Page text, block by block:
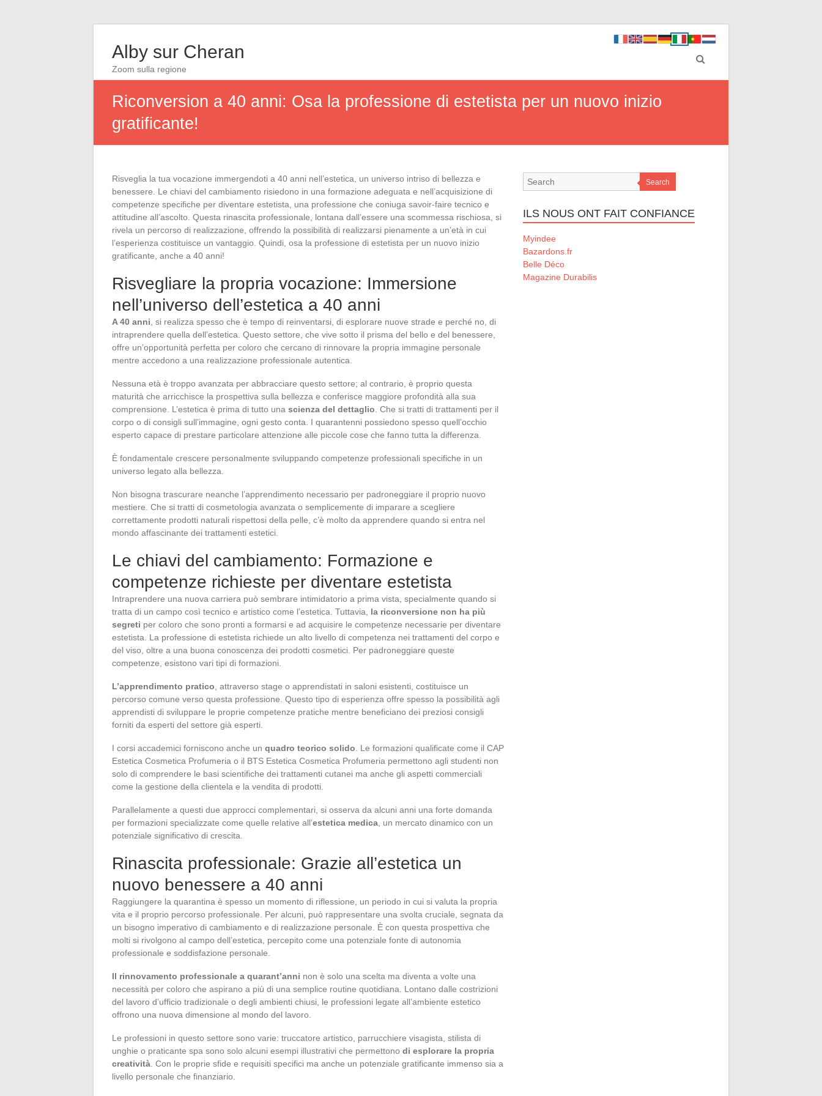
Alby sur Cheran
Zoom sulla regione
Riconversion a 40 anni: Osa la professione di estetista per un nuovo inizio
gratificante!
Risveglia la tua vocazione immergendoti a 40 anni nell’estetica, un universo intriso di bellezza e
benessere. Le chiavi del cambiamento risiedono in una formazione adeguata e nell’acquisizione di
competenze specifiche per diventare estetista, una professione che coniuga savoir-faire tecnico e
attitudine all’ascolto. Questa rinascita professionale, lontana dall’essere una scommessa rischiosa, si
rivela un percorso di realizzazione, offrendo la possibilità di realizzarsi pienamente a un’età in cui
l’esperienza costituisce un vantaggio. Quindi, osa la professione di estetista per un nuovo inizio
gratificante, anche a 40 anni!
Risvegliare la propria vocazione: Immersione
nell’universo dell’estetica a 40 anni
A 40 anni , si realizza spesso che è tempo di reinventarsi, di esplorare nuove strade e perché no, di
intraprendere quella dell’estetica. Questo settore, che vive sotto il prisma del bello e del benessere,
offre un’opportunità perfetta per coloro che cercano di rinnovare la propria immagine personale
mentre accedono a una realizzazione professionale autentica.
Nessuna età è troppo avanzata per abbracciare questo settore; al contrario, è proprio questa
maturità che arricchisce la prospettiva sulla bellezza e conferisce maggiore profondità alla sua
comprensione. L’estetica è prima di tutto una scienza del dettaglio . Che si tratti di trattamenti per il
corpo o di consigli sull’immagine, ogni gesto conta. I quarantenni possiedono spesso quell’occhio
esperto capace di prestare particolare attenzione alle piccole cose che fanno tutta la differenza.
È fondamentale crescere personalmente sviluppando competenze professionali specifiche in un
universo legato alla bellezza.
Non bisogna trascurare neanche l’apprendimento necessario per padroneggiare il proprio nuovo
mestiere. Che si tratti di cosmetologia avanzata o semplicemente di imparare a scegliere
correttamente prodotti naturali rispettosi della pelle, c’è molto da apprendere quando si entra nel
mondo affascinante dei trattamenti estetici.
Le chiavi del cambiamento: Formazione e
competenze richieste per diventare estetista
Intraprendere una nuova carriera può sembrare intimidatorio a prima vista, specialmente quando si
tratta di un campo così tecnico e artistico come l’estetica. Tuttavia, la riconversione non ha più
segreti per coloro che sono pronti a formarsi e ad acquisire le competenze necessarie per diventare
estetista. La professione di estetista richiede un alto livello di competenza nei trattamenti del corpo e
del viso, oltre a una buona conoscenza dei prodotti cosmetici. Per padroneggiare queste
competenze, esistono vari tipi di formazioni.
L’apprendimento pratico , attraverso stage o apprendistati in saloni esistenti, costituisce un
percorso comune verso questa professione. Questo tipo di esperienza offre spesso la possibilità agli
apprendisti di sviluppare le proprie competenze pratiche mentre beneficiano dei preziosi consigli
forniti da esperti del settore già esperti.
I corsi accademici forniscono anche un quadro teorico solido . Le formazioni qualificate come il CAP
Estetica Cosmetica Profumeria o il BTS Estetica Cosmetica Profumeria permettono agli studenti non
solo di comprendere le basi scientifiche dei trattamenti cutanei ma anche gli aspetti commerciali
come la gestione della clientela e la vendita di prodotti.
Parallelamente a questi due approcci complementari, si osserva da alcuni anni una forte domanda
per formazioni specializzate come quelle relative all’estetica medica , un mercato dinamico con un
potenziale significativo di crescita.
Rinascita professionale: Grazie all’estetica un
nuovo benessere a 40 anni
Raggiungere la quarantina è spesso un momento di riflessione, un periodo in cui si valuta la propria
vita e il proprio percorso professionale. Per alcuni, può rappresentare una svolta cruciale, segnata da
un bisogno imperativo di cambiamento e di realizzazione personale. È con questa prospettiva che
molti si rivolgono al campo dell’estetica, percepito come una potenziale fonte di autonomia
professionale e soddisfazione personale.
Il rinnovamento professionale a quarant’anni non è solo una scelta ma diventa a volte una
necessità per coloro che aspirano a più di una semplice routine quotidiana. Lontano dalle costrizioni
del lavoro d’ufficio tradizionale o degli ambienti chiusi, le professioni legate all’ambiente estetico
offrono una nuova dimensione al mondo del lavoro.
Le professioni in questo settore sono varie: truccatore artistico, parrucchiere visagista, stilista di
unghie o praticante spa sono solo alcuni esempi illustrativi che permettono di esplorare la propria
creatività . Con le proprie sfide e requisiti specifici ma anche un potenziale gratificante immenso sia a
livello personale che finanziario.
Search
ILS NOUS ONT FAIT CONFIANCE
Myindee
Bazardons.fr
Belle Déco
Magazine Durabilis